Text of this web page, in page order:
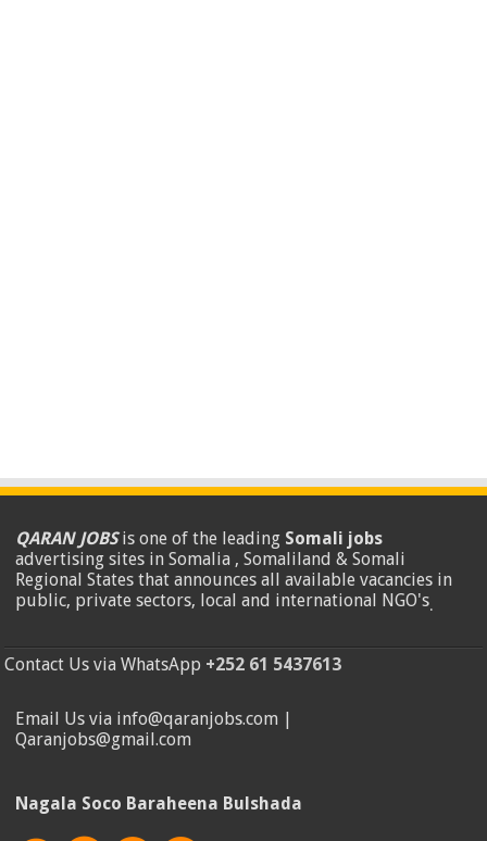
QARAN JOBSis one of the leading Somali jobs
advertising sites in Somalia , Somaliland & Somali
Regional States that announces all available vacancies in
public, private sectors, local and international NGO's.
Contact Us via WhatsApp +252 61 5437613
Email Us via info@qaranjobs.com |
Qaranjobs@gmail.com
Nagala Soco Baraheena Bulshada